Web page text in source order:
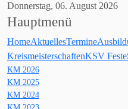
Donnerstag, 06. August 2026
Hauptmenü
HomeAktuellesTermine
Kreismeisterschaften
KM 2026
KM 2025
KM 2024
KSV Feste